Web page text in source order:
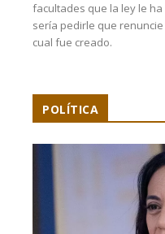
facultades que la ley le
sería pedirle que
cual fue creado.
POLÍTICA